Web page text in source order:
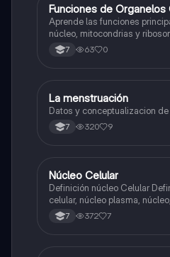
FBiologia
Funciones de Organelos
Aprende las funciones
núcleo, mitocondrias y
7 63 0
Biologia
La menstruación
Datos y conceptualizacion
7 320 9
Biologia
Núcleo Celular
Definición núcleo Celular Definición de: Membrana
celular, núcleo plasma,
Interfase Fases de la interfase
7 372 7